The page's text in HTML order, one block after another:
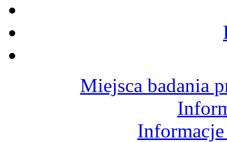
Miejsca badania